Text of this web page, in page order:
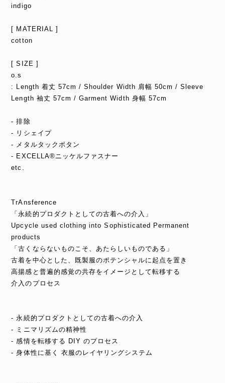
indigo
[ MATERIAL ]
cotton
[ SIZE ]
o.s
: Length 着丈 57cm / Shoulder Width 肩幅 50cm / Sleeve
Length 袖丈 57cm / Garment Width 身幅 57cm
- 排除
- リシェイプ
- メタルタックボタン
- EXCELLA®ニッケルファスナー
etc.
TrAnsference
「永続的プロダクトとしての古着への介入」
Upcycle used clothing into Sophisticated Permanent
products
「古くならないものこそ、あたらしいものである」
古着を中心とした、既製服のポテンシャルに起点を置き
高揚感と普遍的感覚の共存をイメージとして転移する
介入のプロセス
- 永続的プロダクトとしての古着への介入
- ミニマリズムの精神性
- 感情を転移する DIY のプロセス
- 身体性に基く 衣服のレイヤリングシステム